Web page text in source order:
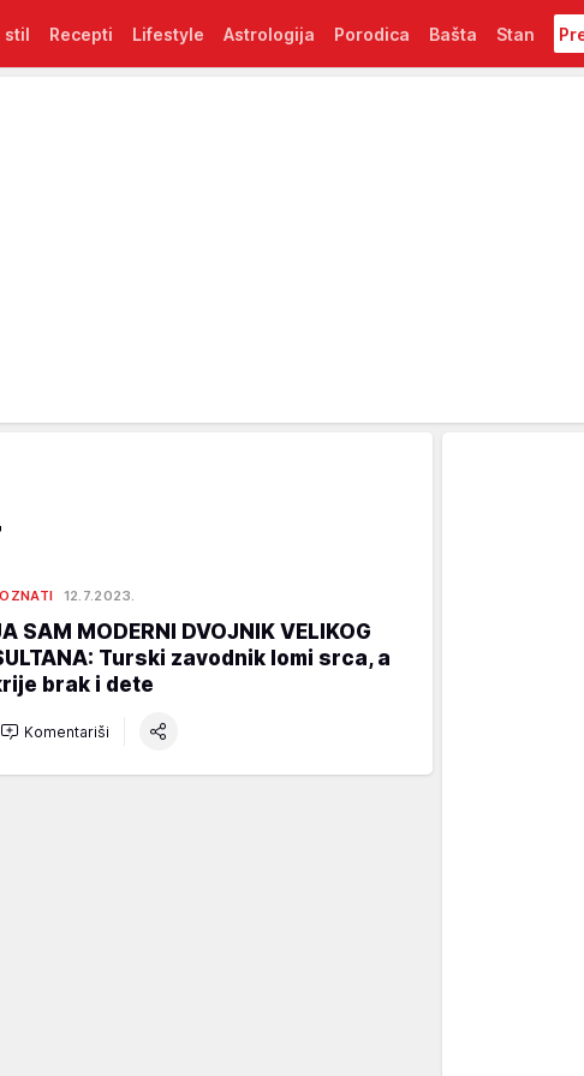
stil Recepti Lifestyle Astrologija Porodica Bašta Stan
12.7.2023.
SAM MODERNI DVOJNIK VELIKOG
Turski zavodnik lomi srca, a
brak i dete
Komentariši